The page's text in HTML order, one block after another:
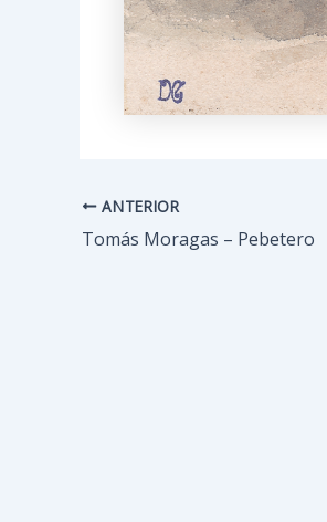
Navegación
de
ANTERIOR
Tomás Moragas – Pebetero